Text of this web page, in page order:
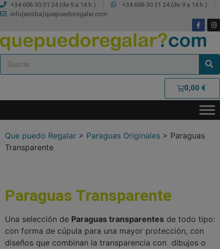
+34 606 30 31 24 (de 9 a 14 h.)
+34 606 30 31 24 (de 9 a 14 h.)
info(arroba)quepuedoregalar.com
0,00 €
Que puedo Regalar > Paraguas Originales > Paraguas
Transparente
Paraguas Transparente
Una selección de Paraguas transparentes de todo tipo:
con forma de cúpula para una mayor protección, con
diseños que combinan la transparencia con dibujos o